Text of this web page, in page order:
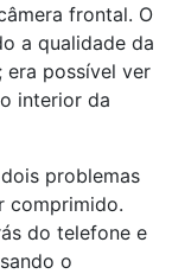
frontal. O
a qualidade da
era possível ver
interior da
problemas
comprimido.
do telefone e
o